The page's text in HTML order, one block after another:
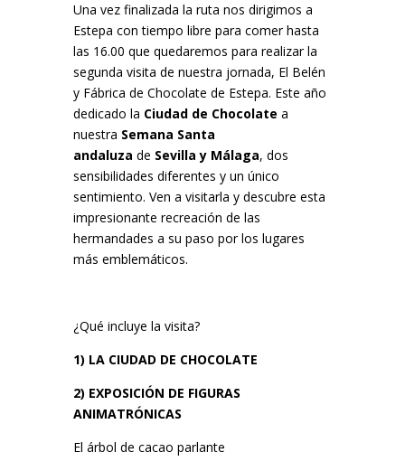
Una vez finalizada la ruta nos dirigimos a
Estepa con tiempo libre para comer hasta
las 16.00 que quedaremos para realizar la
segunda visita de nuestra jornada, El Belén
y Fábrica de Chocolate de Estepa. Este año
dedicado la Ciudad de Chocolate a
nuestra Semana Santa
andaluza de Sevilla y Málaga, dos
sensibilidades diferentes y un único
sentimiento. Ven a visitarla y descubre esta
impresionante recreación de las
hermandades a su paso por los lugares
más emblemáticos.
¿Qué incluye la visita?
1) LA CIUDAD DE CHOCOLATE
2) EXPOSICIÓN DE FIGURAS
ANIMATRÓNICAS
El árbol de cacao parlante